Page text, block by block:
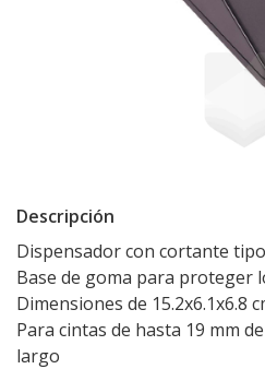
Descripción
Dispensador con cortante
Base de goma para proteger
Dimensiones de 15.2x6.1x6.8
Para cintas de hasta 19 mm
largo